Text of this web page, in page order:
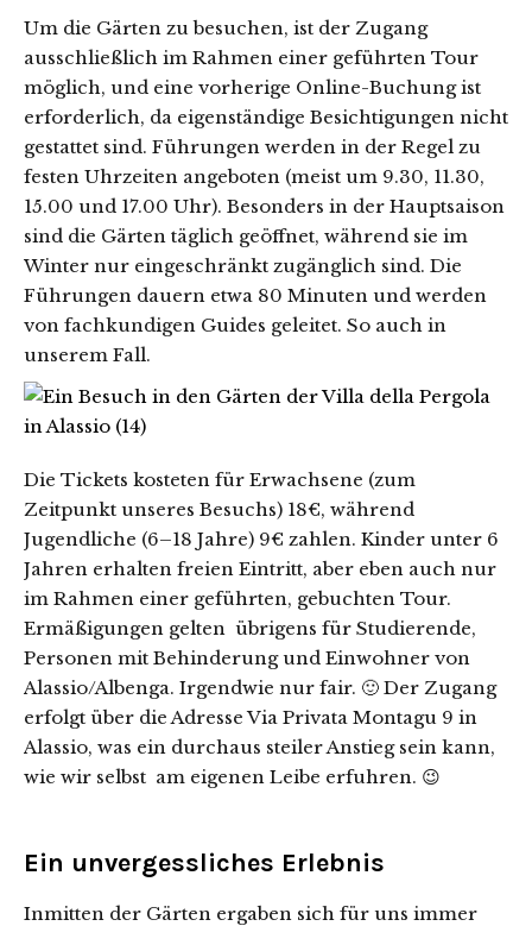
Um die Gärten zu besuchen, ist der Zugang
ausschließlich im Rahmen einer geführten Tour
möglich, und eine vorherige Online-Buchung ist
erforderlich, da eigenständige Besichtigungen nicht
gestattet sind. Führungen werden in der Regel zu
festen Uhrzeiten angeboten (meist um 9.30, 11.30,
15.00 und 17.00 Uhr). Besonders in der Hauptsaison
sind die Gärten täglich geöffnet, während sie im
Winter nur eingeschränkt zugänglich sind. Die
Führungen dauern etwa 80 Minuten und werden
von fachkundigen Guides geleitet. So auch in
unserem Fall.
Die Tickets kosteten für Erwachsene (zum
Zeitpunkt unseres Besuchs) 18€, während
Jugendliche (6–18 Jahre) 9€ zahlen. Kinder unter 6
Jahren erhalten freien Eintritt, aber eben auch nur
im Rahmen einer geführten, gebuchten Tour.
Ermäßigungen gelten übrigens für Studierende,
Personen mit Behinderung und Einwohner von
Alassio/Albenga. Irgendwie nur fair. 🙂 Der Zugang
erfolgt über die Adresse Via Privata Montagu 9 in
Alassio, was ein durchaus steiler Anstieg sein kann,
wie wir selbst am eigenen Leibe erfuhren. 😉
Ein unvergessliches Erlebnis
Inmitten der Gärten ergaben sich für uns immer